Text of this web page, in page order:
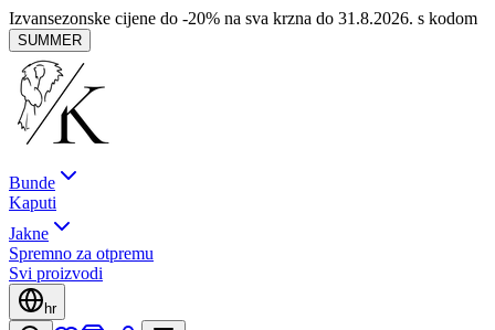
Izvansezonske cijene do -20% na sva krzna do 31.8.2026. s kodom
SUMMER
Bunde
Kaputi
Jakne
Spremno za otpremu
Svi proizvodi
hr